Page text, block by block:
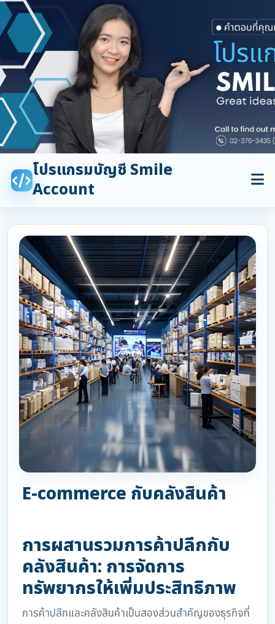
โปรแกรมบัญชี Smile
Account
E-commerce กับคลังสินค้า
การผสานรวมการค้าปลีกกับ
คลังสินค้า: การจัดการ
ทรัพยากรให้เพิ่มประสิทธิภาพ
การค้าปลีกและคลังสินค้าเป็นสองส่วนสำคัญของธุรกิจที่